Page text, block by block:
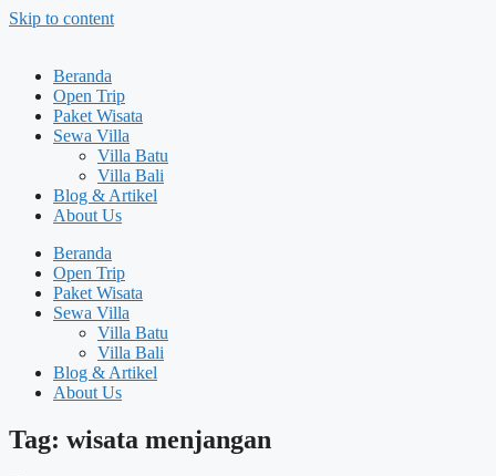
Skip to content
Beranda
Open Trip
Paket Wisata
Sewa Villa
Villa Batu
Villa Bali
Blog & Artikel
About Us
Beranda
Open Trip
Paket Wisata
Sewa Villa
Villa Batu
Villa Bali
Blog & Artikel
About Us
Tag: wisata menjangan